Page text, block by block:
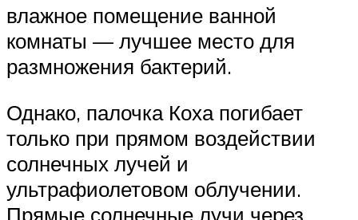
влажное помещение ванной
комнаты — лучшее место для
размножения бактерий.
Однако, палочка Коха погибает
только при прямом воздействии
солнечных лучей и
ультрафиолетовом облучении.
Прямые солнечные лучи через